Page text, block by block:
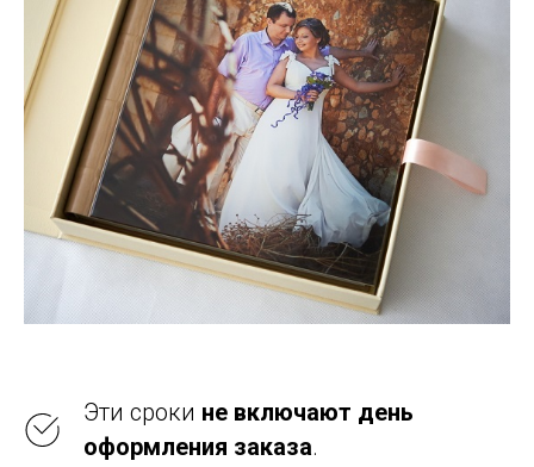
Эти сроки не включают день
оформления заказа.